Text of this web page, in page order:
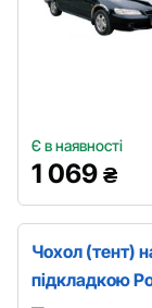
Є в наявності
1 069 ₴
Чохол (тент)
підкладкою